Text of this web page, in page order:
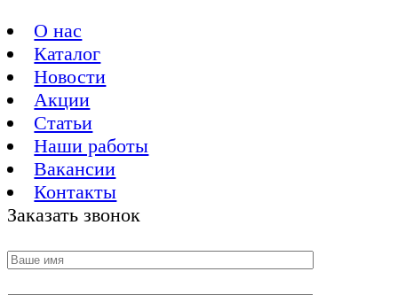
О нас
Каталог
Новости
Акции
Статьи
Наши работы
Вакансии
Контакты
Заказать звонок